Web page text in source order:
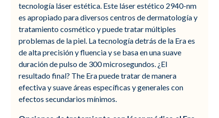
tecnología láser estética. Este láser estético 2940-nm
es apropiado para diversos centros de dermatología y
tratamiento cosmético y puede tratar múltiples
problemas de la piel. La tecnología detrás de la Era es
de alta precisión y fluencia y se basa en una suave
duración de pulso de 300 microsegundos. ¿El
resultado final? The Era puede tratar de manera
efectiva y suave áreas específicas y generales con
efectos secundarios mínimos.